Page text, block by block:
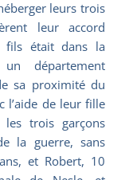
leurs trois
leur accord
fils était dans la
département
sa proximité du
l’aide de leur fille
trois garçons
la guerre, sans
et Robert, 10